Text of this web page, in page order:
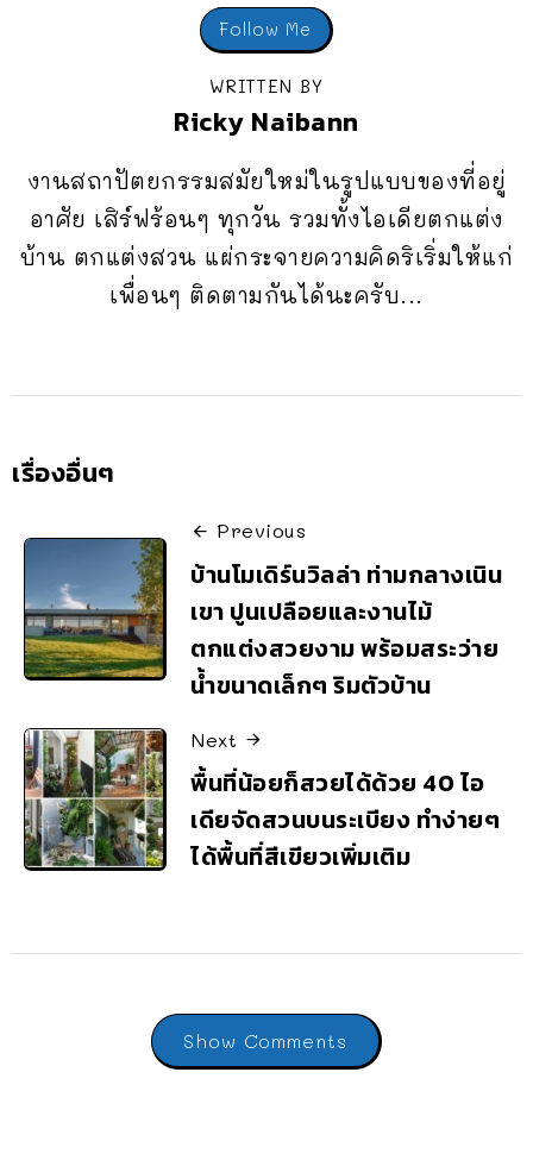
Follow Me
WRITTEN BY
Ricky Naibann
งานสถาปัตยกรรมสมัยใหม่ในรูปแบบของที่อยู่
อาศัย เสิร์ฟร้อนๆ ทุกวัน รวมทั้งไอเดียตกแต่ง
บ้าน ตกแต่งสวน แผ่กระจายความคิดริเริ่มให้แก่
เพื่อนๆ ติดตามกันได้นะครับ...
เรื่องอื่นๆ
Previous
บ้านโมเดิร์นวิลล่า ท่ามกลางเนิน
เขา ปูนเปลือยและงานไม้
ตกแต่งสวยงาม พร้อมสระว่าย
น้ำขนาดเล็กๆ ริมตัวบ้าน
Next
พื้นที่น้อยก็สวยได้ด้วย 40 ไอ
เดียจัดสวนบนระเบียง ทำง่ายๆ
ได้พื้นที่สีเขียวเพิ่มเติม
Show Comments